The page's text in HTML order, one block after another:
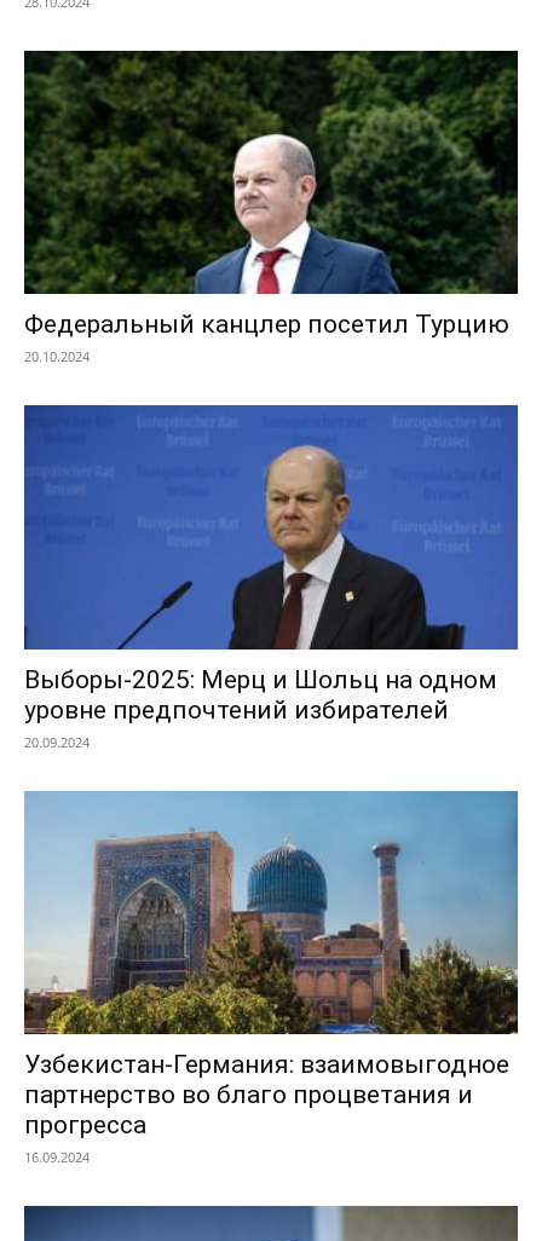
Федеральный канцлер посетил Турцию
20.10.2024
Выборы-2025: Мерц и Шольц на одном
уровне предпочтений избирателей
20.09.2024
Узбекистан-Германия: взаимовыгодное
партнерство во благо процветания и
прогресса
16.09.2024